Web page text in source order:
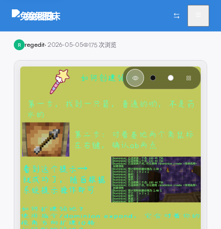
兔兔图床
R regedit· 2026-05-05 175 次浏览